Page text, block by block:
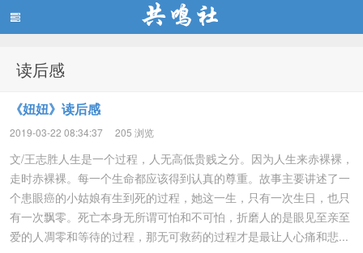
共鸣社
读后感
《妞妞》读后感
2019-03-22 08:34:37 205 浏览
文/王志胜人生是一个过程，人无高低贵贱之分。因为人生来赤裸裸，
走时赤裸裸。每一个生命都应该得到认真的尊重。故事主要讲述了一
个患眼癌的小姑娘有生到死的过程，她这一生，只有一次生日，也只
有一次飘零。死亡本身无所谓可怕和不可怕，折磨人的是眼见至亲至
爱的人凋零和等待的过程，那无可救药的过程才是最让人心痛和悲...